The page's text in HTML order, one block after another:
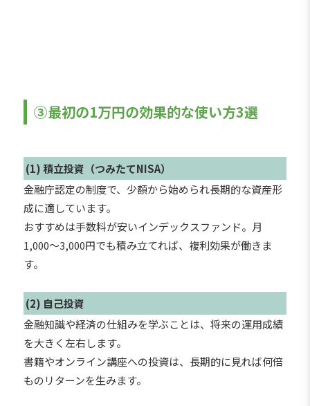
③最初の1万円の効果的な使い方3選
(1) 積立投資（つみたてNISA）
金融庁認定の制度で、少額から始められ長期的な資産形
成に適しています。
おすすめは手数料が安いインデックスファンド。月
1,000〜3,000円でも積み立てれば、複利効果が働きま
す。
(2) 自己投資
金融知識や経済の仕組みを学ぶことは、将来の運用成績
を大きく左右します。
書籍やオンライン講座への投資は、長期的に見れば何倍
ものリターンを生みます。